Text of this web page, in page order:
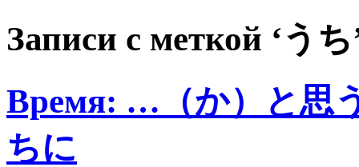
Записи с меткой ‘うち
Время: …（か）と
ちに